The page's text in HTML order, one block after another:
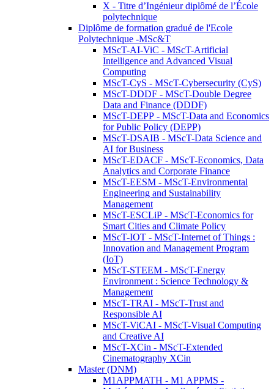
X - Titre d’Ingénieur diplômé de l’École
polytechnique
Diplôme de formation gradué de l'Ecole
Polytechnique -MSc&T
MScT-AI-ViC - MScT-Artificial
Intelligence and Advanced Visual
Computing
MScT-CyS - MScT-Cybersecurity (CyS)
MScT-DDDF - MScT-Double Degree
Data and Finance (DDDF)
MScT-DEPP - MScT-Data and Economics
for Public Policy (DEPP)
MScT-DSAIB - MScT-Data Science and
AI for Business
MScT-EDACF - MScT-Economics, Data
Analytics and Corporate Finance
MScT-EESM - MScT-Environmental
Engineering and Sustainability
Management
MScT-ESCLiP - MScT-Economics for
Smart Cities and Climate Policy
MScT-IOT - MScT-Internet of Things :
Innovation and Management Program
(IoT)
MScT-STEEM - MScT-Energy
Environment : Science Technology &
Management
MScT-TRAI - MScT-Trust and
Responsible AI
MScT-ViCAI - MScT-Visual Computing
and Creative AI
MScT-XCin - MScT-Extended
Cinematography XCin
Master (DNM)
M1APPMATH - M1 APPMS -